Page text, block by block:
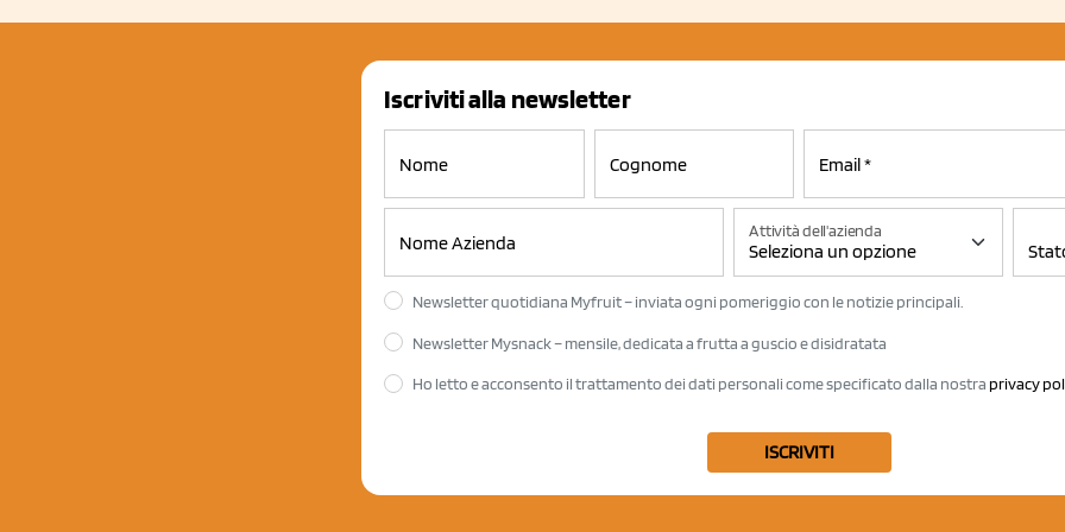
Iscriviti alla newsletter
Attività dell'azienda
Newsletter quotidiana Myfruit – inviata ogni pomeriggio con le notizie principali.
Newsletter Mysnack – mensile, dedicata a frutta a guscio e disidratata
Ho letto e acconsento il trattamento dei dati personali come specificato dalla nostra privacy
ISCRIVITI